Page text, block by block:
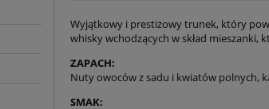
Wyjątkowy i prestiżowy trunek, który
whisky wchodzących w skład mieszanki,
ZAPACH:
Nuty owoców z sadu i kwiatów polnych,
SMAK: